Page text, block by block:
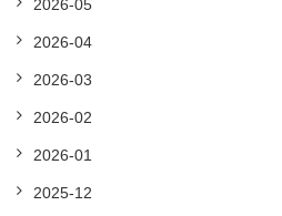
2026-05
2026-04
2026-03
2026-02
2026-01
2025-12